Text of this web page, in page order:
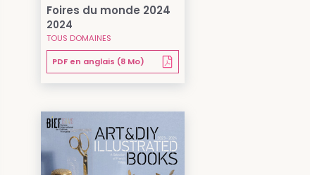
Foires du monde 2024
2024
TOUS DOMAINES
PDF en anglais (8 Mo)